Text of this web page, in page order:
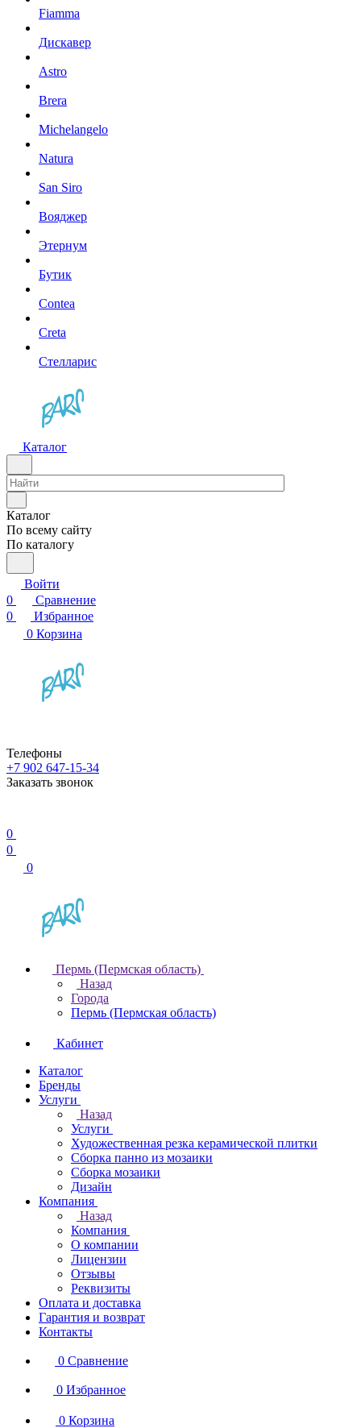
Fiamma
Дискавер
Astro
Brera
Michelangelo
Natura
San Siro
Вояджер
Этернум
Бутик
Contea
Creta
Стелларис
Каталог
Каталог
По всему сайту
По каталогу
Войти
0
Сравнение
0
Избранное
0 Корзина
Телефоны
+7 902 647-15-34
Заказать звонок
0
0
0
Пермь (Пермская область)
Назад
Города
Пермь (Пермская область)
Кабинет
Каталог
Бренды
Услуги
Назад
Услуги
Художественная резка керамической плитки
Сборка панно из мозаики
Сборка мозаики
Дизайн
Компания
Назад
Компания
О компании
Лицензии
Отзывы
Реквизиты
Оплата и доставка
Гарантия и возврат
Контакты
0 Сравнение
0 Избранное
0 Корзина